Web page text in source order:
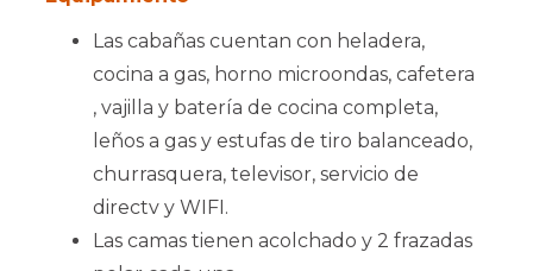
Las cabañas cuentan con heladera,
cocina a gas, horno microondas, cafetera
, vajilla y batería de cocina completa,
leños a gas y estufas de tiro balanceado,
churrasquera, televisor, servicio de
directv y WIFI.
Las camas tienen acolchado y 2 frazadas